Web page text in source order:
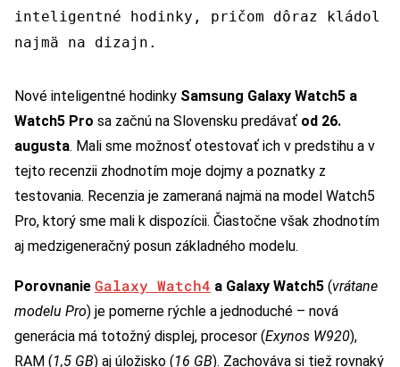
inteligentné hodinky, pričom dôraz kládol
najmä na dizajn.
Nové inteligentné hodinky Samsung Galaxy Watch5 a
Watch5 Pro sa začnú na Slovensku predávať od 26.
augusta. Mali sme možnosť otestovať ich v predstihu a v
tejto recenzii zhodnotím moje dojmy a poznatky z
testovania. Recenzia je zameraná najmä na model Watch5
Pro, ktorý sme mali k dispozícii. Čiastočne však zhodnotím
aj medzigeneračný posun základného modelu.
Porovnanie Galaxy Watch4 a Galaxy Watch5 (vrátane
modelu Pro) je pomerne rýchle a jednoduché – nová
generácia má totožný displej, procesor (Exynos W920),
RAM (1,5 GB) aj úložisko (16 GB). Zachováva si tiež rovnaký